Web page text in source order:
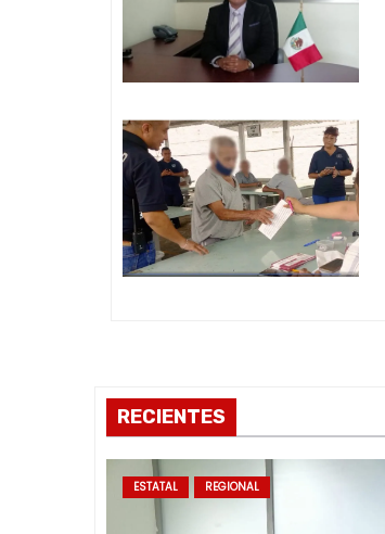
c
i
ó
n
d
e
t
r
a
RECIENTES
ESTATAL REGIONAL